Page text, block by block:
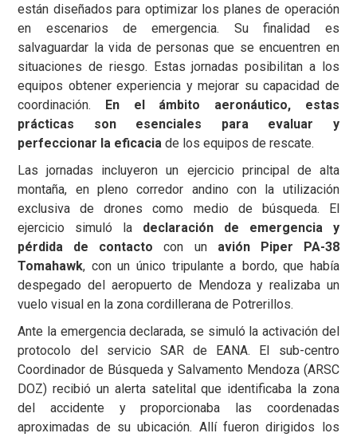
están diseñados para optimizar los planes de operación
en escenarios de emergencia. Su finalidad es
salvaguardar la vida de personas que se encuentren en
situaciones de riesgo. Estas jornadas posibilitan a los
equipos obtener experiencia y mejorar su capacidad de
coordinación. En el ámbito aeronáutico, estas
prácticas son esenciales para evaluar y
perfeccionar la eficacia de los equipos de rescate.
Las jornadas incluyeron un ejercicio principal de alta
montaña, en pleno corredor andino con la utilización
exclusiva de drones como medio de búsqueda. El
ejercicio simuló la declaración de emergencia y
pérdida de contacto con un avión Piper PA-38
Tomahawk, con un único tripulante a bordo, que había
despegado del aeropuerto de Mendoza y realizaba un
vuelo visual en la zona cordillerana de Potrerillos.
Ante la emergencia declarada, se simuló la activación del
protocolo del servicio SAR de EANA. El sub-centro
Coordinador de Búsqueda y Salvamento Mendoza (ARSC
DOZ) recibió un alerta satelital que identificaba la zona
del accidente y proporcionaba las coordenadas
aproximadas de su ubicación. Allí fueron dirigidos los